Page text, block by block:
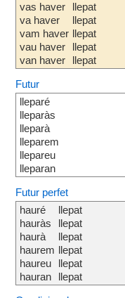
vas haver
va haver
vam haver
vau haver
van haver
llepat
llepat
llepat
llepat
llepat
Futur
lleparé
lleparàs
lleparà
lleparem
llepareu
lleparan
Futur perfet
hauré
hauràs
haurà
haurem
haureu
hauran
llepat
llepat
llepat
llepat
llepat
llepat